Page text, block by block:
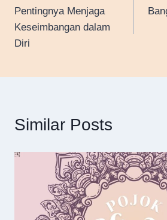
navigation
Pentingnya Menjaga
Keseimbangan dalam
Diri
Similar Posts